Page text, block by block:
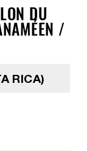
DU
/
RICA)